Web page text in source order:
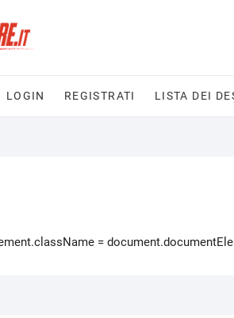
LOGIN REGISTRATI LISTA DEI
=